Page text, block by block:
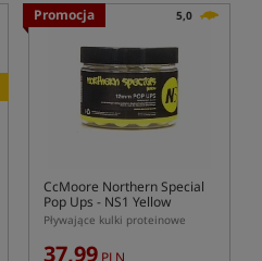
Promocja 5,0
CcMoore Northern Special
Pop Ups - NS1 Yellow
Pływające kulki proteinowe
37,99 PLN